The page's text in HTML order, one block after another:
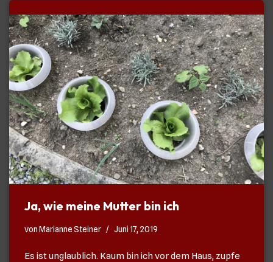
Ja, wie meine Mutter bin ich
vonMarianne Steiner Juni 17, 2019
Es ist unglaublich. Kaum bin ich vor dem Haus, zupfe